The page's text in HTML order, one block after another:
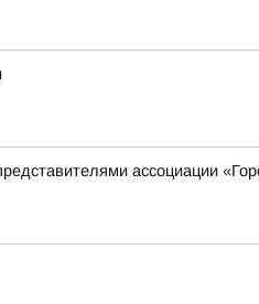
ассоциации